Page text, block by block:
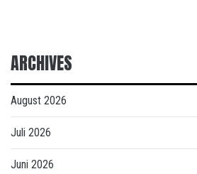
ARCHIVES
August 2026
Juli 2026
Juni 2026